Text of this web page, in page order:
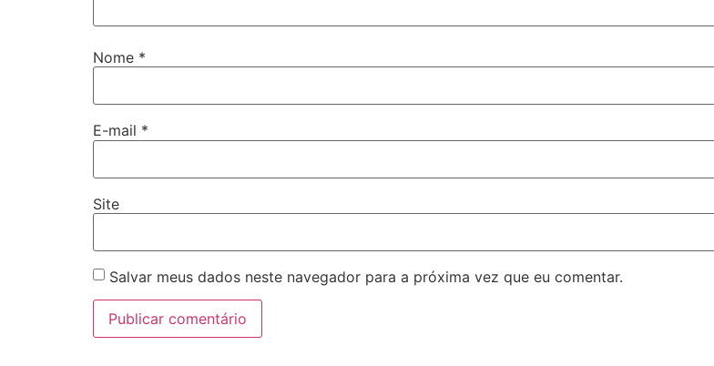
Nome *
E-mail *
Site
Salvar meus dados neste navegador para a próxima vez que eu comentar.